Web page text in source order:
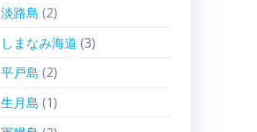
淡路島 (2)
しまなみ海道 (3)
平戸島 (2)
生月島 (1)